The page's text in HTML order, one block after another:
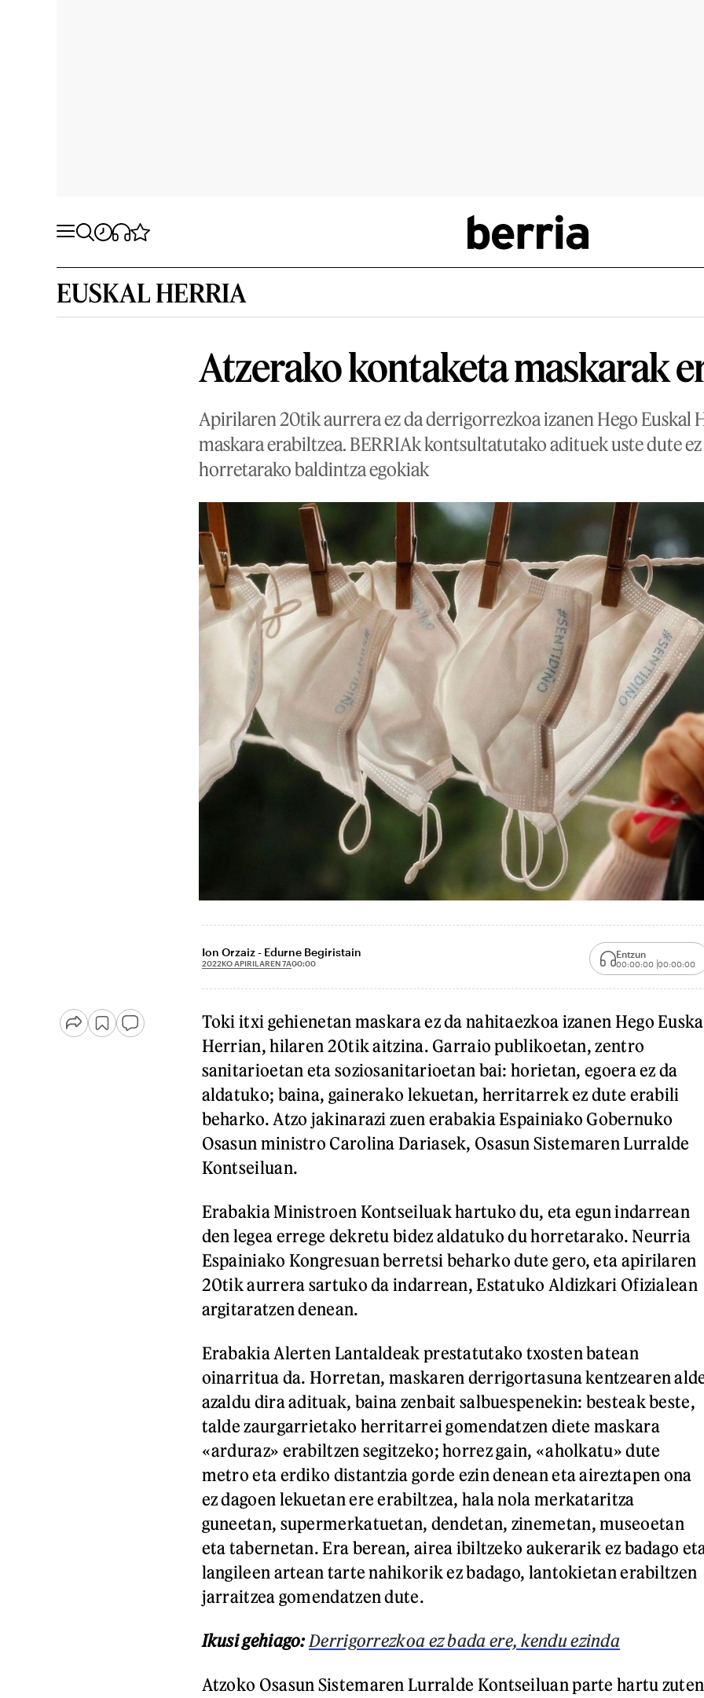
EUSKAL HERRIA
Atzerako kontaketa maskarak
Apirilaren 20tik aurrera ez da derrigorrezkoa izanen Hego
maskara erabiltzea. BERRIAk kontsultatutako adituek uste dute
horretarako baldintza egokiak
Ion Orzaiz - Edurne Begiristain
2022KO APIRILAREN 7A00:00
Entzun
00:00:00 00:00:00
Toki itxi gehienetan maskara ez da nahitaezkoa izanen Hego
Herrian, hilaren 20tik aitzina. Garraio publikoetan, zentro
sanitarioetan eta soziosanitarioetan bai: horietan, egoera ez da
aldatuko; baina, gainerako lekuetan, herritarrek ez dute erabili
beharko. Atzo jakinarazi zuen erabakia Espainiako Gobernuko
Osasun ministro Carolina Dariasek, Osasun Sistemaren Lurralde
Kontseiluan.
Erabakia Ministroen Kontseiluak hartuko du, eta egun indarrean
den legea errege dekretu bidez aldatuko du horretarako. Neurria
Espainiako Kongresuan berretsi beharko dute gero, eta apirilaren
20tik aurrera sartuko da indarrean, Estatuko Aldizkari Ofizialean
argitaratzen denean.
Erabakia Alerten Lantaldeak prestatutako txosten batean
oinarritua da. Horretan, maskaren derrigortasuna kentzearen
azaldu dira adituak, baina zenbait salbuespenekin: besteak beste,
talde zaurgarrietako herritarrei gomendatzen diete maskara
«arduraz» erabiltzen segitzeko; horrez gain, «aholkatu» dute
metro eta erdiko distantzia gorde ezin denean eta aireztapen ona
ez dagoen lekuetan ere erabiltzea, hala nola merkataritza
guneetan, supermerkatuetan, dendetan, zinemetan, museoetan
eta tabernetan. Era berean, airea ibiltzeko aukerarik ez badago
langileen artean tarte nahikorik ez badago, lantokietan erabiltzen
jarraitzea gomendatzen dute.
Ikusi gehiago: Derrigorrezkoa ez bada ere, kendu ezinda
Atzoko Osasun Sistemaren Lurralde Kontseiluan parte hartu zuten